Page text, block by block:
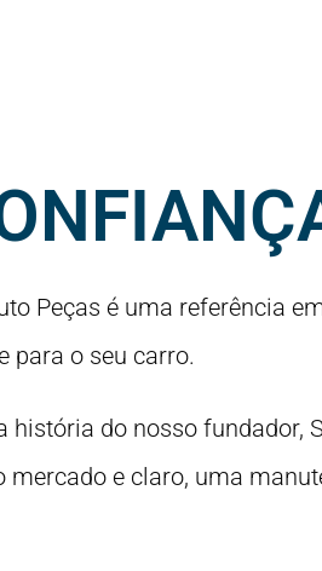
Peças é uma referência
para o seu carro.
história do nosso
e claro, uma